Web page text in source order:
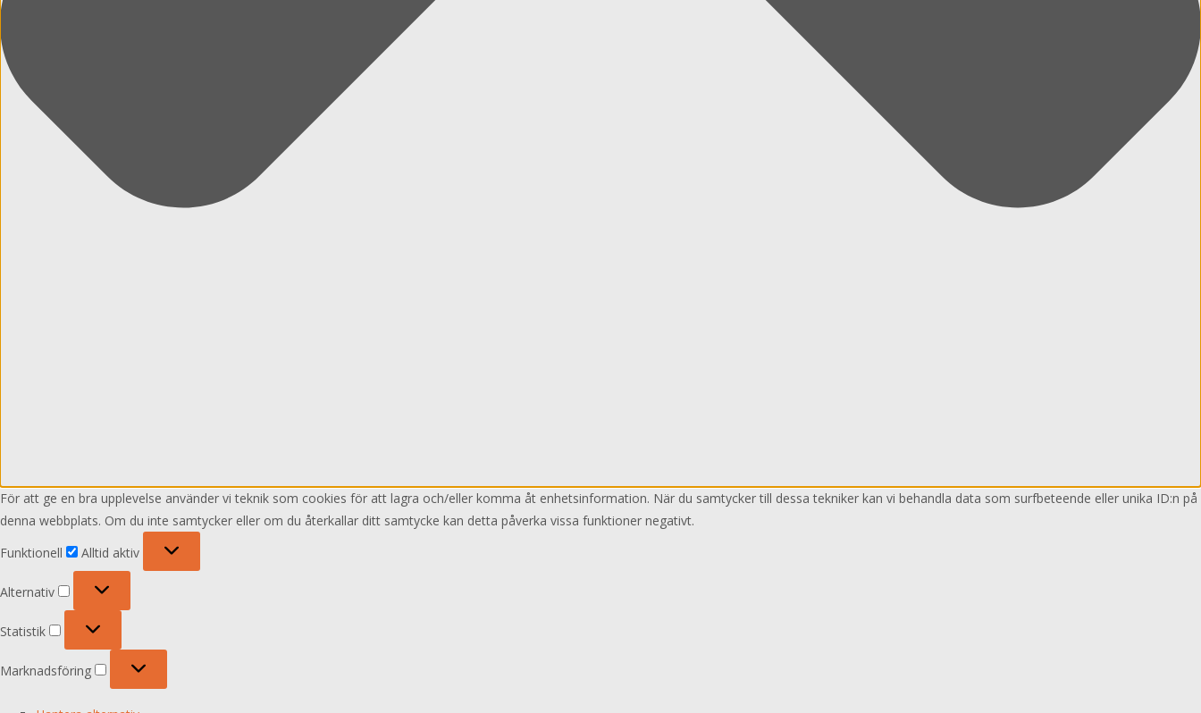
För att ge en bra upplevelse använder vi teknik som cookies för att lagra och/eller komma åt enhetsinformation. När du samtycker till dessa tekniker kan vi behandla data som surfbeteende eller unika ID:n på
denna webbplats. Om du inte samtycker eller om du återkallar ditt samtycke kan detta påverka vissa funktioner negativt.
Funktionell
Alltid aktiv
Alternativ
Alternativ
Statistik
Statistik
Marknadsföring
Marknadsföring